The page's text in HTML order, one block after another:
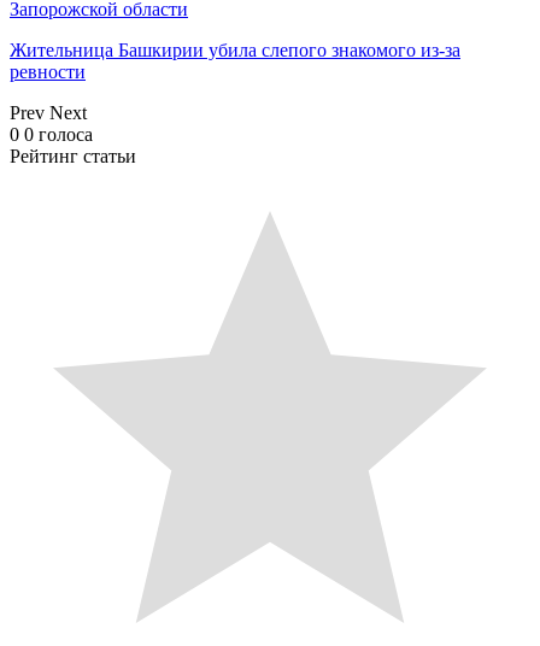
Запорожской области
Жительница Башкирии убила слепого знакомого из-за
ревности
Prev Next
0 0 голоса
Рейтинг статьи